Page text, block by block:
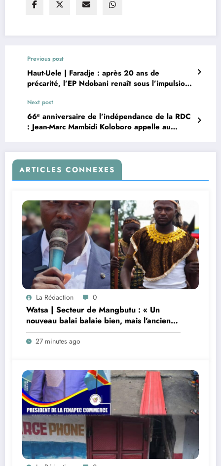
Previous post
Haut-Uele | Faradje : après 20 ans de
précarité, l’EP Ndobani renaît sous l’impulsion
Next post
66ᵉ anniversaire de l’indépendance de la RDC
: Jean-Marc Mambidi Koloboro appelle au
ARTICLES CONNEXES
La Rédaction 0
Watsa | Secteur de Mangbutu : « Un
nouveau balai balaie bien, mais l’ancien
maîtrise tous les coins », lance David Ideni
Aioku, président de la Ligue Mbila, au
27 minutes ago